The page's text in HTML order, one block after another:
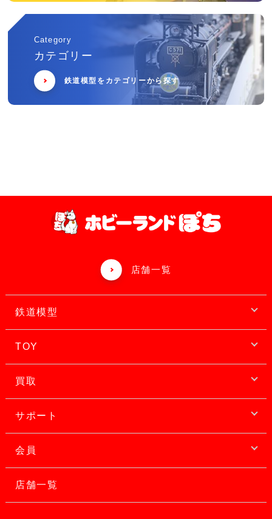
Category
カテゴリー
鉄道模型をカテゴリーから探す
店舗一覧
鉄道模型
TOY
買取
サポート
会員
店舗一覧